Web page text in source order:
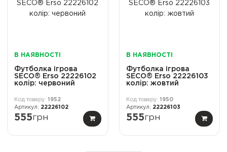
В НАЯВНОСТІ
Футболка ігрова
SECO® Erso 22226102
колiр: червоний
1952
22226102
555грн
В НАЯВНОСТІ
Футболка ігрова
SECO® Erso 22226103
колiр: жовтий
1950
22226103
555грн